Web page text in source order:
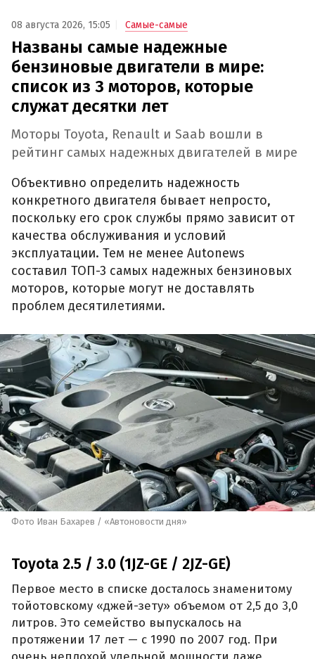
08 августа 2026, 15:05 Самые-самые
Названы самые надежные
бензиновые двигатели в мире:
список из 3 моторов, которые
служат десятки лет
Моторы Toyota, Renault и Saab вошли в
рейтинг самых надежных двигателей в мире
Объективно определить надежность
конкретного двигателя бывает непросто,
поскольку его срок службы прямо зависит от
качества обслуживания и условий
эксплуатации. Тем не менее Autonews
составил ТОП-3 самых надежных бензиновых
моторов, которые могут не доставлять
проблем десятилетиями.
Фото Иван Бахарев / «Автоновости дня»
Toyota 2.5 / 3.0 (1JZ-GE / 2JZ-GE)
Первое место в списке досталось знаменитому
тойотовскому «джей-зету» объемом от 2,5 до 3,0
литров. Это семейство выпускалось на
протяжении 17 лет — с 1990 по 2007 год. При